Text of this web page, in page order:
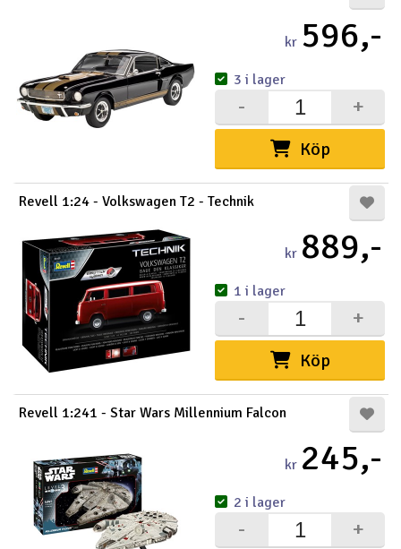
kr 596,-
Köp
+
-
3 i lager
Revell 1:24 - Volkswagen T2 - Technik
kr 889,-
Köp
+
-
1 i lager
Revell 1:241 - Star Wars Millennium Falcon
kr 245,-
+
-
2 i lager